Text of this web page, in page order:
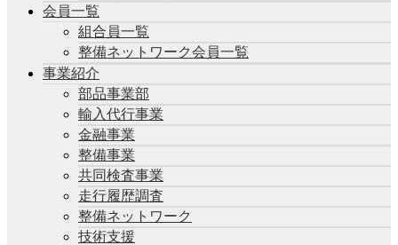
会員一覧
組合員一覧
整備ネットワーク会員一覧
事業紹介
部品事業部
輸入代行事業
金融事業
整備事業
共同検査事業
走行履歴調査
整備ネットワーク
技術支援